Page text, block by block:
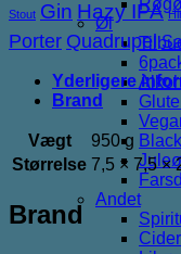
Røgøl
Øl
Andet
Cider
Stout Gin Hazy IPA
Porter Quadrupel
Yderligere
Brand
Vægt
950 g
Størrelse 7,5 × 7,5 ×
Brand